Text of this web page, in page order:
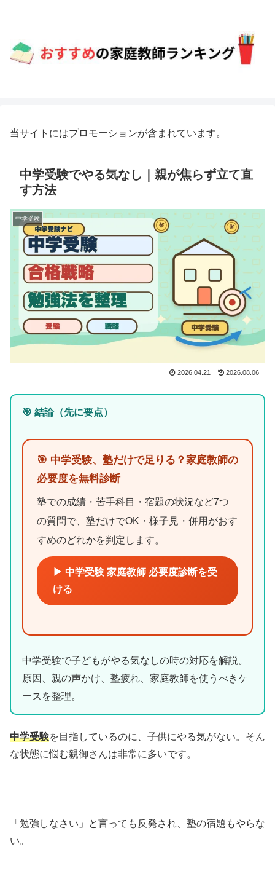
当サイトにはプロモーションが含まれています。
中学受験でやる気なし｜親が焦らず立て直
す方法
中学受験
2026.04.21 2026.08.06
🎯 結論（先に要点）
🎯 中学受験、塾だけで足りる？家庭教師の
必要度を無料診断
塾での成績・苦手科目・宿題の状況など7つ
の質問で、塾だけでOK・様子見・併用がおす
すめのどれかを判定します。
▶ 中学受験 家庭教師 必要度診断を受
ける
中学受験で子どもがやる気なしの時の対応を解説。
原因、親の声かけ、塾疲れ、家庭教師を使うべきケ
ースを整理。
中学受験を目指しているのに、子供にやる気がない。そん
な状態に悩む親御さんは非常に多いです。
「勉強しなさい」と言っても反発され、塾の宿題もやらな
い。